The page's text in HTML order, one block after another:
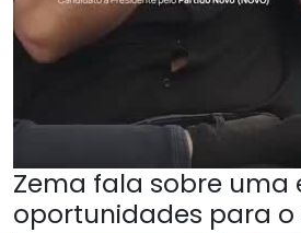
Zema fala sobre uma
oportunidades para